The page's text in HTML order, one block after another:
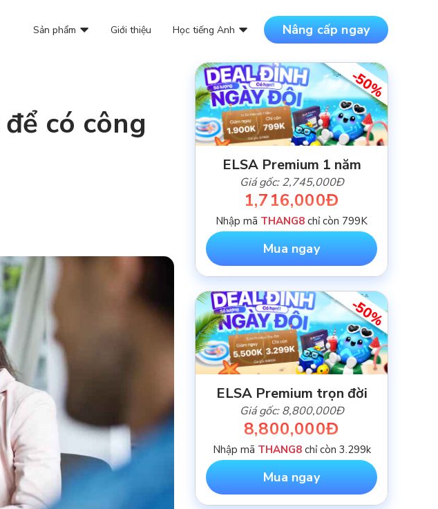
Sản phẩm Giới thiệu Học tiếng Anh Nâng cấp ngay
có công
DANH MỤC BÀI VIẾT
NỘI DUNG MỚI NHẤT
-50%
ELSA Premium 1 năm
Giá gốc: 2,745,000Đ
1,716,000Đ
Nhập mã THANG8 chỉ còn 799K
Mua ngay
-50%
ELSA Premium trọn đời
Giá gốc: 8,800,000Đ
8,800,000Đ
Nhập mã THANG8chỉ còn 3.299k
Mua ngay